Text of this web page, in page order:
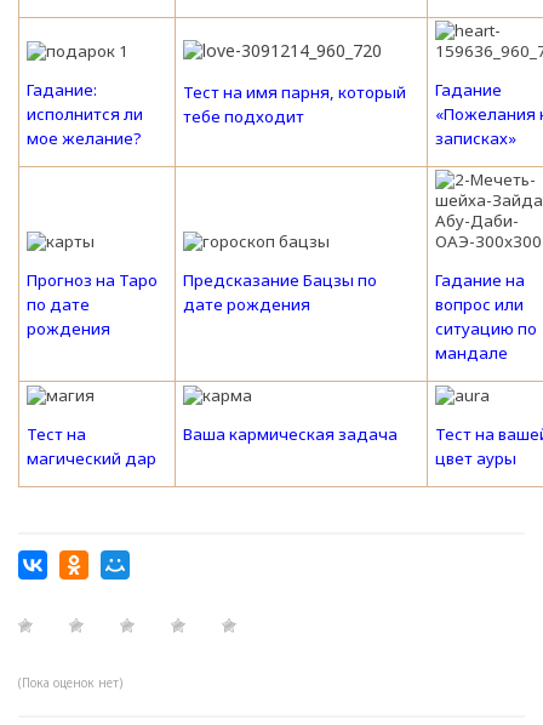
Гадание:
исполнится ли
мое желание?
Тест на имя парня, который
тебе подходит
Гадание
«Пожелания
записках»
Прогноз на Таро
по дате
рождения
Предсказание Бацзы по
дате рождения
Гадание на
вопрос или
ситуацию по
мандале
Тест на
магический дар
Ваша кармическая задача
Тест на
цвет ауры
(Пока оценок нет)